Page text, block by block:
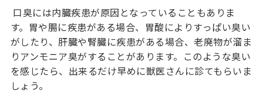
口臭には内臓疾患が原因となっていることもありま
す。胃や腸に疾患がある場合、胃酸によりすっぱい臭い
がしたり、肝臓や腎臓に疾患がある場合、老廃物が溜ま
りアンモニア臭がすることがあります。このような臭い
を感じたら、出来るだけ早めに獣医さんに診てもらいま
しょう。